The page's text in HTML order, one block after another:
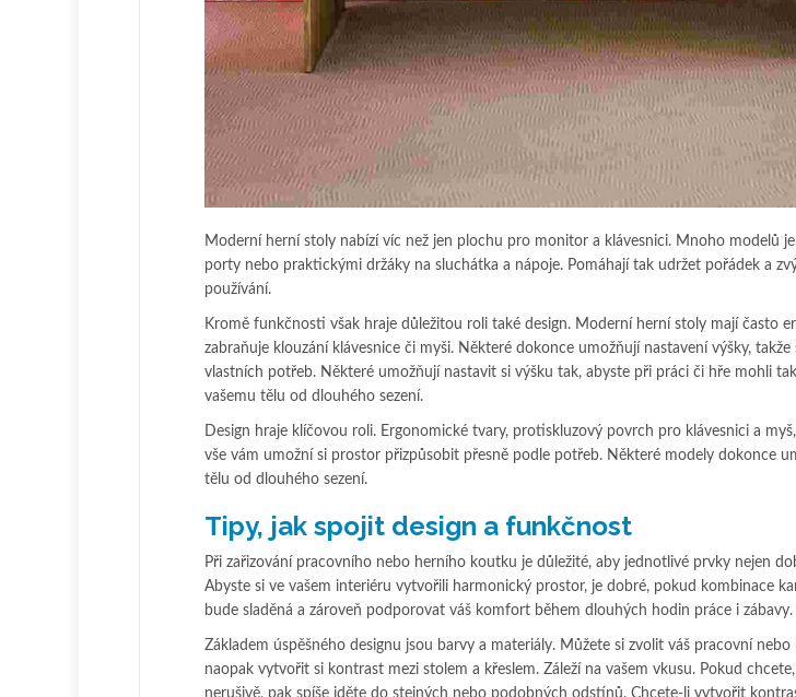
Moderní herní stoly nabízí víc než jen plochu pro monitor a klávesnici. Mnoho modelů
porty nebo praktickými držáky na sluchátka a nápoje. Pomáhají tak udržet pořádek a
používání.
Kromě funkčnosti však hraje důležitou roli také design. Moderní herní stoly mají často
zabraňuje klouzání klávesnice či myši. Některé dokonce umožňují nastavení výšky,
vlastních potřeb. Některé umožňují nastavit si výšku tak, abyste při práci či hře mohli
vašemu tělu od dlouhého sezení.
Design hraje klíčovou roli. Ergonomické tvary, protiskluzový povrch pro klávesnici a
vše vám umožní si prostor přizpůsobit přesně podle potřeb. Některé modely dokonce
tělu od dlouhého sezení.
Tipy, jak spojit design a funkčnost
Při zařizování pracovního nebo herního koutku je důležité, aby jednotlivé prvky nejen
Abyste si ve vašem interiéru vytvořili harmonický prostor, je dobré, pokud kombinace
bude sladěná a zároveň podporovat váš komfort během dlouhých hodin práce i zábavy.
Základem úspěšného designu jsou barvy a materiály. Můžete si zvolit váš pracovní
naopak vytvořit si kontrast mezi stolem a křeslem. Záleží na vašem vkusu. Pokud
nerušivě, pak spíše jděte do stejných nebo podobných odstínů. Chcete-li vytvořit